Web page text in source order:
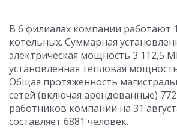
В 6 филиалах компании работают
котельных. Суммарная
электрическая мощность 3 112,5
установленная тепловая
Общая протяженность
сетей (включая арендованные)
работников компании на 31
составляет 6881 человек.